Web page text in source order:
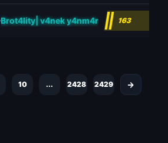
Brot4lity| v4nek y4nm4r 163
10 ... 2428 2429